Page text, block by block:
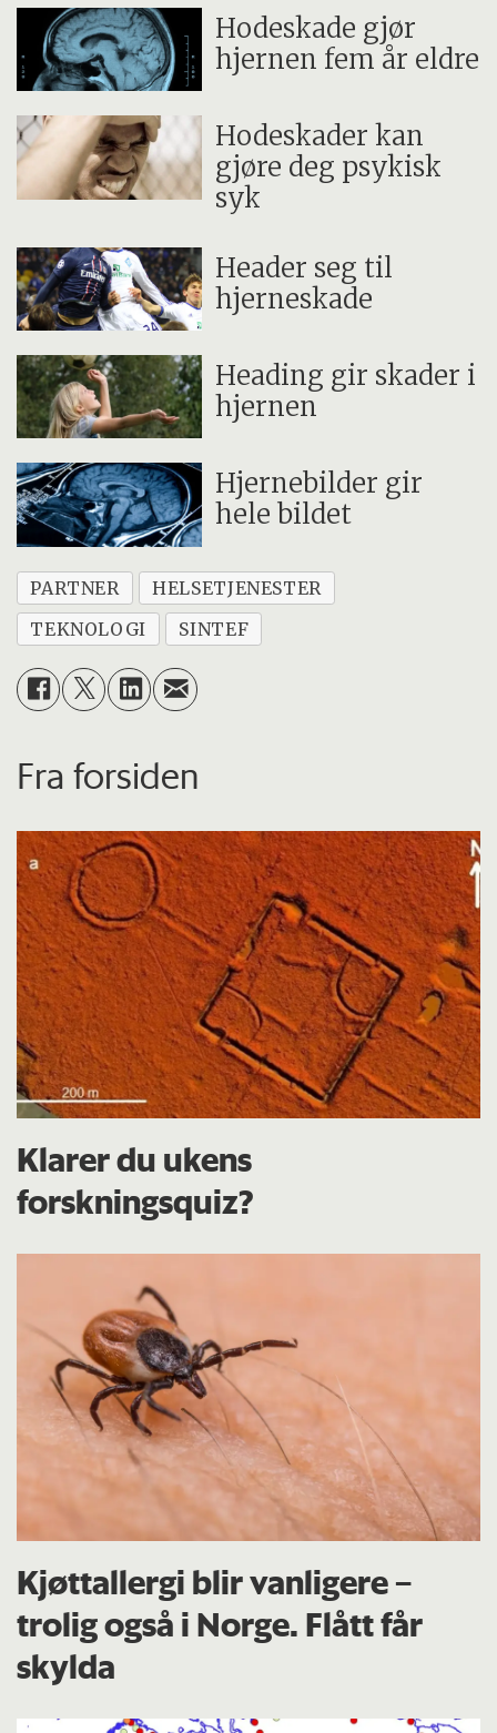
Hodeskade gjør
hjernen fem år eldre
Hodeskader kan
gjøre deg psykisk
syk
Header seg til
hjerneskade
Heading gir skader i
hjernen
Hjernebilder gir
hele bildet
PARTNER
HELSETJENESTER
TEKNOLOGI
SINTEF
Fra forsiden
Klarer du ukens
forskningsquiz?
Kjøttallergi blir vanligere –
trolig også i Norge. Flått får
skylda